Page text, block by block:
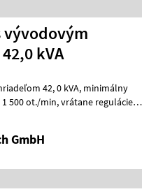
vývodovým
kVA
42, 0 kVA, minimálny
GmbH